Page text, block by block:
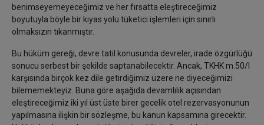
benimseyemeyeceğimiz ve her fırsatta eleştireceğimiz
boyutuyla böyle bir kıyas yolu tüketici işlemleri için sınırlı
olmaksızın tıkanmıştır.
Bu hüküm gereği, devre tatil konusunda devreler, irade özgürlüğü
sonucu serbest bir şekilde saptanabilecektir. Ancak, TKHK m.50/I
karşısında birçok kez dile getirdiğimiz üzere ne diyeceğimizi
bilememekteyiz. Buna göre aşağıda devamlılık açısından
eleştireceğimiz iki yıl üst üste birer gecelik otel rezervasyonunun
yapılmasına ilişkin bir sözleşme, bu kanun kapsamına girecektir.